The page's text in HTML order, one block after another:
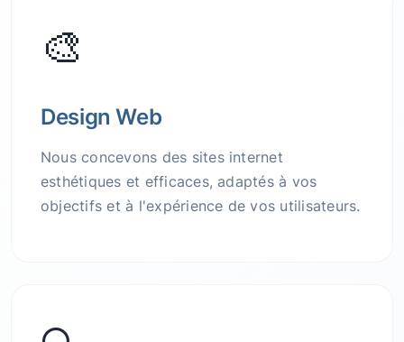
🎨
Design Web
Nous concevons des sites internet
esthétiques et efficaces, adaptés à vos
objectifs et à l'expérience de vos utilisateurs.